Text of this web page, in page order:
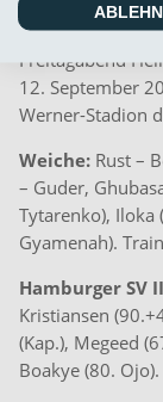
Auch am
Freitagabend
12. September
Werner-Stadion
Weiche: Rust –
– Guder,
Tytarenko), Iloka
Gyamenah).
Hamburger SV
Kristiansen
(Kap.), Megeed
Boakye (80.